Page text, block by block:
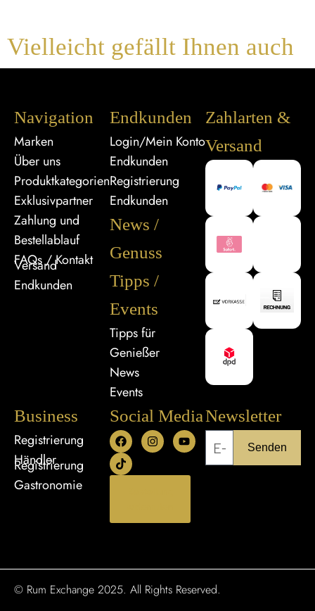
Vielleicht gefällt Ihnen auch
Navigation
Marken
Über uns
Produktkategorien
Exklusivpartner
Zahlung und
Bestellablauf
FAQs / Kontakt
Versand
Endkunden
Endkunden
Login/Mein Konto
Endkunden
Registrierung
Endkunden
News /
Genuss
Tipps /
Events
Tipps für
Genießer
News
Events
Zahlarten &
Versand
Business
Registrierung
Händler
Registrierung
Gastronomie
Social MediaNewsletter
Senden
© Rum Exchange 2025. All Rights Reserved.